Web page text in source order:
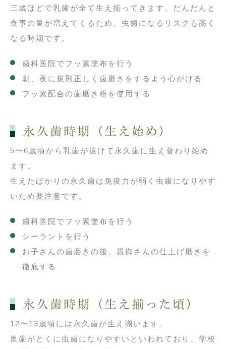
三歳ほどで乳歯が全て生え揃ってきます。だんだんと
食事の量が増えてくるため、虫歯になるリスクも高く
なる時期です。
歯科医院でフッ素塗布を行う
朝、夜に規則正しく歯磨きをするよう心がける
フッ素配合の歯磨き粉を使用する
永久歯時期（生え始め）
5〜6歳頃から乳歯が抜けて永久歯に生え替わり始め
ます。
生えたばかりの永久歯は免疫力が弱く虫歯になりやす
いため要注意です。
歯科医院でフッ素塗布を行う
シーラントを行う
お子さんの歯磨きの後、親御さんの仕上げ磨きを
徹底する
永久歯時期（生え揃った頃）
12〜13歳頃には永久歯が生え揃います。
奥歯がとくに虫歯になりやすいといわれており、学校